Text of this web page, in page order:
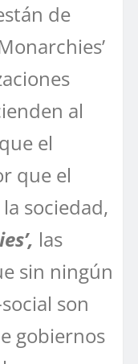
de
al
el
que el
sociedad,
las
sin ningún
son
gobiernos